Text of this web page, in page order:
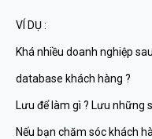
VÍ DỤ :
Khá nhiều doanh nghiệp
database khách hàng ?
Lưu để làm gì ? Lưu những
Nếu bạn chăm sóc khách